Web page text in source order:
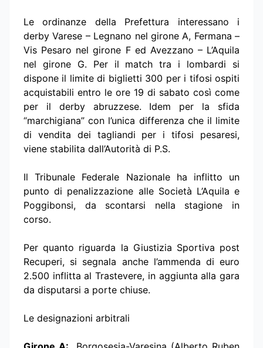
Le ordinanze della Prefettura interessano i
derby Varese – Legnano nel girone A, Fermana –
Vis Pesaro nel girone F ed Avezzano – L’Aquila
nel girone G. Per il match tra i lombardi si
dispone il limite di biglietti 300 per i tifosi ospiti
acquistabili entro le ore 19 di sabato così come
per il derby abruzzese. Idem per la sfida
“marchigiana” con l’unica differenza che il limite
di vendita dei tagliandi per i tifosi pesaresi,
viene stabilita dall’Autorità di P.S.
Il Tribunale Federale Nazionale ha inflitto un
punto di penalizzazione alle Società L’Aquila e
Poggibonsi, da scontarsi nella stagione in
corso.
Per quanto riguarda la Giustizia Sportiva post
Recuperi, si segnala anche l’ammenda di euro
2.500 inflitta al Trastevere, in aggiunta alla gara
da disputarsi a porte chiuse.
Le designazioni arbitrali